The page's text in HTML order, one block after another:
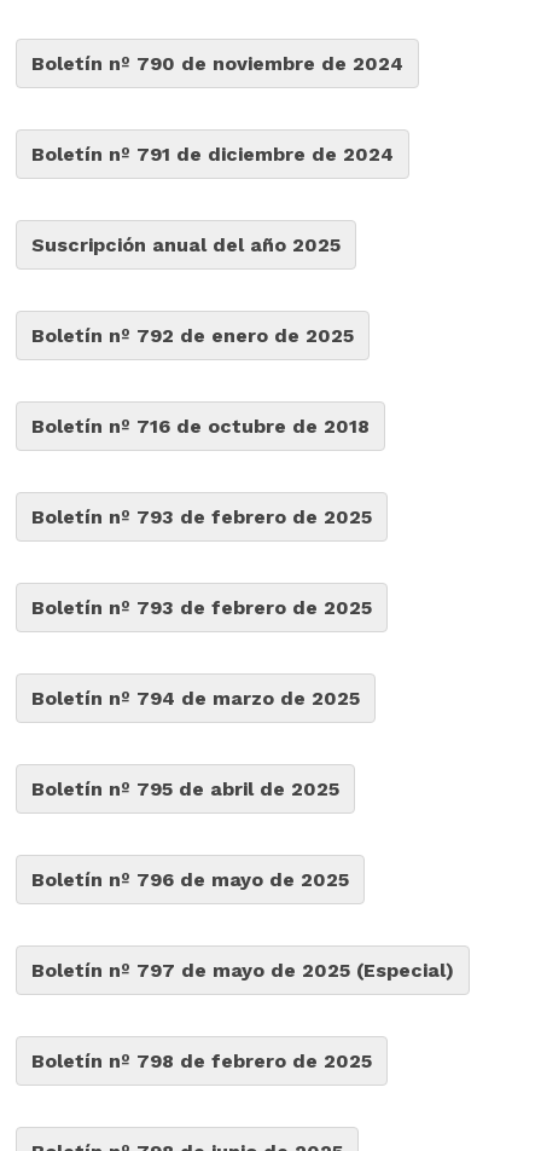
Boletín nº 790 de noviembre de 2024
Boletín nº 791 de diciembre de 2024
Suscripción anual del año 2025
Boletín nº 792 de enero de 2025
Boletín nº 716 de octubre de 2018
Boletín nº 793 de febrero de 2025
Boletín nº 793 de febrero de 2025
Boletín nº 794 de marzo de 2025
Boletín nº 795 de abril de 2025
Boletín nº 796 de mayo de 2025
Boletín nº 797 de mayo de 2025 (Especial)
Boletín nº 798 de febrero de 2025